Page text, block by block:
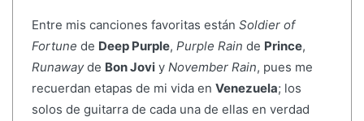
Entre mis canciones favoritas están Soldier of
Fortune de Deep Purple, Purple Rain de Prince,
Runawayde Bon Joviy November Rain, pues me
recuerdan etapas de mi vida en Venezuela; los
solos de guitarra de cada una de ellas en verdad